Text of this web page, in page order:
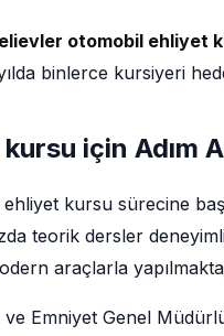
otomobil ehliyet
binlerce kursiyeri
için Adım
kursu sürecine
teorik dersler
araçlarla
ve Emniyet Genel